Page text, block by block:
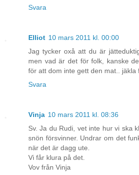
Svara
Elliot 10 mars 2011 kl. 00:00
Jag tycker oxå att du är
men vad är det för folk, kanske
för att dom inte gett den mat.. jäkla
Svara
Vinja 10 mars 2011 kl. 08:36
Sv. Ja du Rudi, vet inte hur vi ska
snön försvinner. Undrar om det
när det är dagg ute.
Vi får klura på det.
Vov från Vinja